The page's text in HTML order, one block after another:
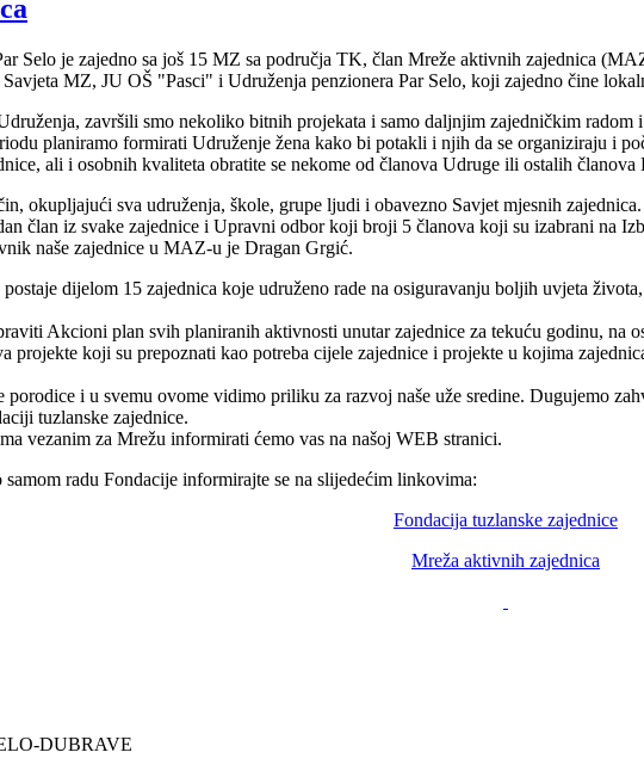
Selo je zajedno sa još 15 MZ sa područja TK, član Mreže aktivnih zajednica
MZ, JU OŠ "Pasci" i Udruženja penzionera Par Selo, koji zajedno čine
završili smo nekoliko bitnih projekata i samo daljnjim zajedničkim
planiramo formirati Udruženje žena kako bi potakli i njih da se organiziraju i
ali i osobnih kvaliteta obratite se nekome od članova Udruge ili ostalih članova
okupljajući sva udruženja, škole, grupe ljudi i obavezno Savjet mjesnih
član iz svake zajednice i Upravni odbor koji broji 5 članova koji su izabrani na
naše zajednice u MAZ-u je Dragan Grgić.
dijelom 15 zajednica koje udruženo rade na osiguravanju boljih uvjeta
Akcioni plan svih planiranih aktivnosti unutar zajednice za tekuću godinu, na
koji su prepoznati kao potreba cijele zajednice i projekte u kojima
i u svemu ovome vidimo priliku za razvoj naše uže sredine. Dugujemo
tuzlanske zajednice.
vezanim za Mrežu informirati ćemo vas na našoj WEB stranici.
radu Fondacije informirajte se na slijedećim linkovima:
Fondacija tuzlanske zajednice
Mreža aktivnih zajednica
DUBRAVE